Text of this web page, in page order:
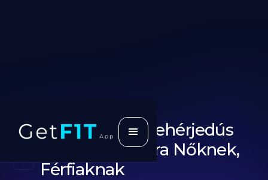
1500 Kalóriás Fehérjedús
Étrend Fogyásra Nőknek,
Férfiaknak